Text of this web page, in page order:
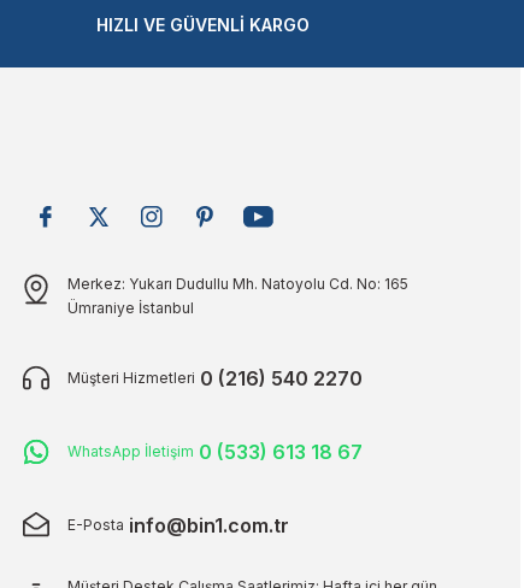
Ürün fiyatı diğer sitelerden daha pahalı.
HIZLI VE GÜVENLİ KARGO
Merkez: Yukarı Dudullu Mh. Natoyolu Cd. No: 165
Ümraniye İstanbul
Müşteri Hizmetleri 0 (216) 540 2270
WhatsApp İletişim 0 (533) 613 18 67
E-Posta info@bin1.com.tr